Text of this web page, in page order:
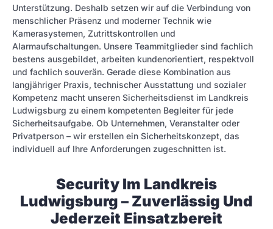
Unterstützung. Deshalb setzen wir auf die Verbindung von
menschlicher Präsenz und moderner Technik wie
Kamerasystemen, Zutrittskontrollen und
Alarmaufschaltungen. Unsere Teammitglieder sind fachlich
bestens ausgebildet, arbeiten kundenorientiert, respektvoll
und fachlich souverän. Gerade diese Kombination aus
langjähriger Praxis, technischer Ausstattung und sozialer
Kompetenz macht unseren Sicherheitsdienst im Landkreis
Ludwigsburg zu einem kompetenten Begleiter für jede
Sicherheitsaufgabe. Ob Unternehmen, Veranstalter oder
Privatperson – wir erstellen ein Sicherheitskonzept, das
individuell auf Ihre Anforderungen zugeschnitten ist.
Security Im Landkreis
Ludwigsburg – Zuverlässig Und
Jederzeit Einsatzbereit